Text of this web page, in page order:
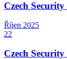
Czech
Říjen 2025
22
Czech